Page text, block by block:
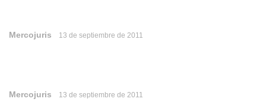
Mercojuris 13 de septiembre de 2011
Mercojuris 13 de septiembre de 2011